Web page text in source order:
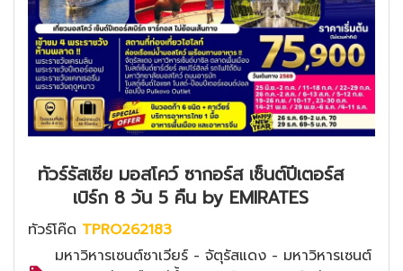
ทัวร์รัสเซีย มอสโคว์ ซากอร์ส เซ็นต์ปีเตอร์ส
เบิร์ก 8 วัน 5 คืน by EMIRATES
ทัวร์โค๊ด TPRO262183
มหาวิหารเซนต์ซาเวียร์ - จัตุรัสแดง - มหาวิหารเซนต์